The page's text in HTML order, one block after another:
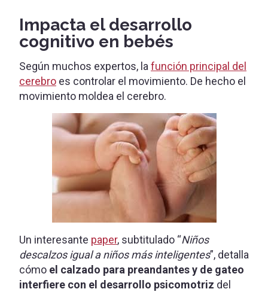
Impacta el desarrollo
cognitivo en bebés
Según muchos expertos, lafunción principal del
cerebro es controlar el movimiento. De hecho el
movimiento moldea el cerebro.
Un interesante paper, subtitulado “Niños
descalzos igual a niños más inteligentes”, detalla
cómo el calzado para preandantes y de gateo
interfiere con el desarrollo psicomotriz del